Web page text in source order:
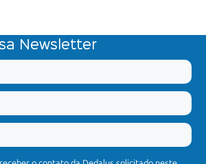
Newsletter